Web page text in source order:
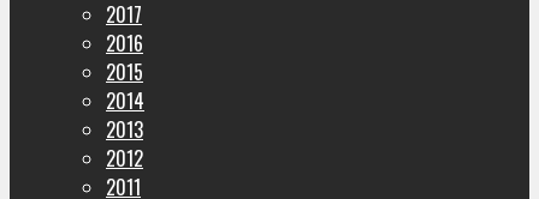
2017
2016
2015
2014
2013
2012
2011